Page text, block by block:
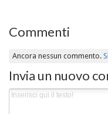
Commenti
Ancora nessun commento.
Invia un nuovo